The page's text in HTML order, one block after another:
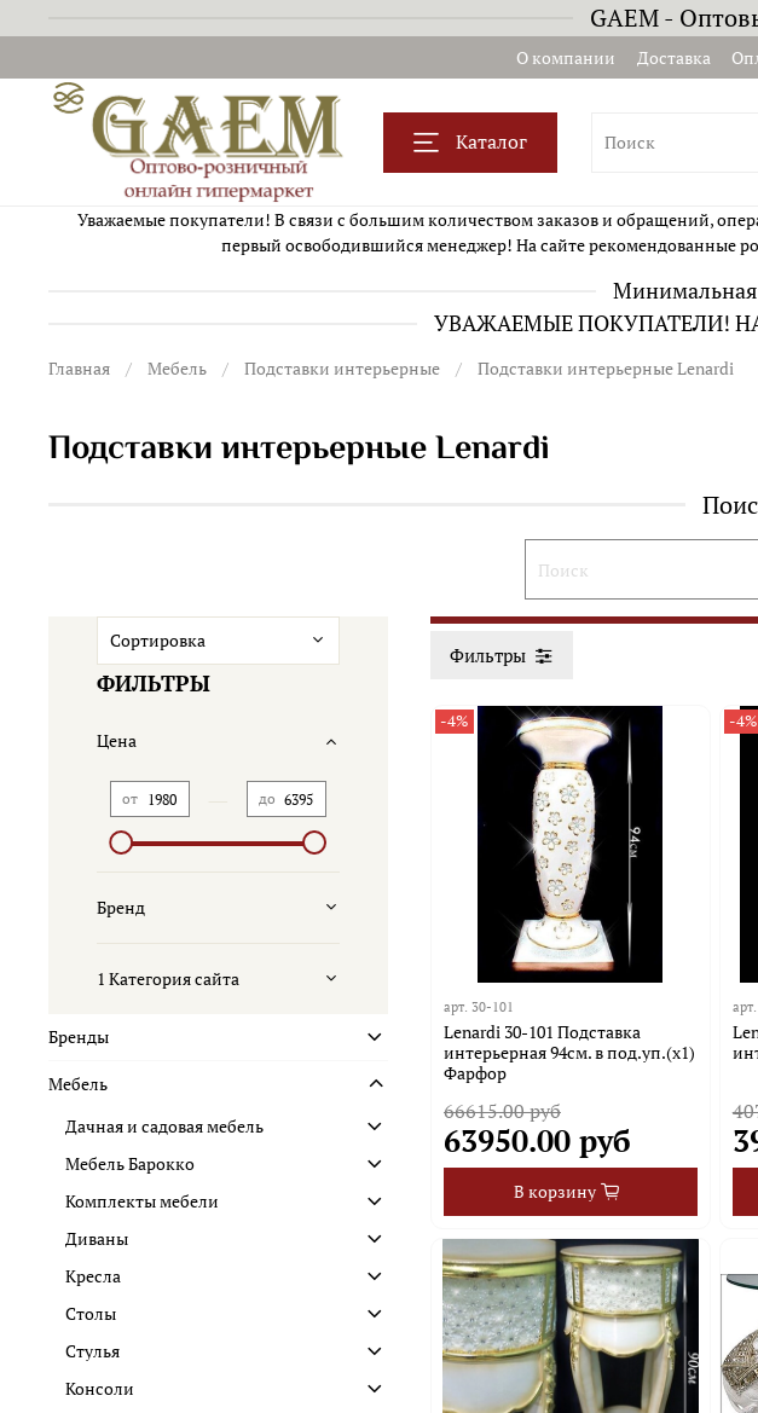
GAEM -
О компании Доставка
Каталог
Уважаемые покупатели! В связи с большим количеством заказов и обращений,
первый освободившийся менеджер! На сайте рекомендованные
Минимальная
УВАЖАЕМЫЕ ПОКУПАТЕЛИ!
Главная Мебель Подставки интерьерные Подставки интерьерные Lenardi
Подставки интерьерные Lenardi
Фильтры
-4%
арт. 30-101
Lenardi 30-101 Подставка
интерьерная 94см. в под.уп.(х1)
Фарфор
66615.00 руб
63950.00 руб
В корзину
-4%
арт.
ФИЛЬТРЫ
Цена
от до
Бренд
1 Категория сайта
Бренды
Мебель
Дачная и садовая мебель
Мебель Барокко
Комплекты мебели
Диваны
Кресла
Столы
Стулья
Консоли